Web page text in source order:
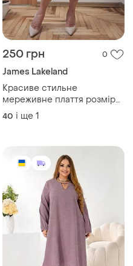
250 грн 0
James Lakeland
Красиве стильне
мереживне плаття розмір
14
40 і ще 1